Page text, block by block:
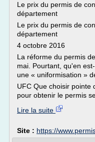
Le prix du permis de
département
Le prix du permis de
département
4 octobre 2016
La réforme du permis
mai. Pourtant, qu'en
une « uniformisation »
UFC Que choisir pointe
pour obtenir le permis
Lire la suite
Site : https://